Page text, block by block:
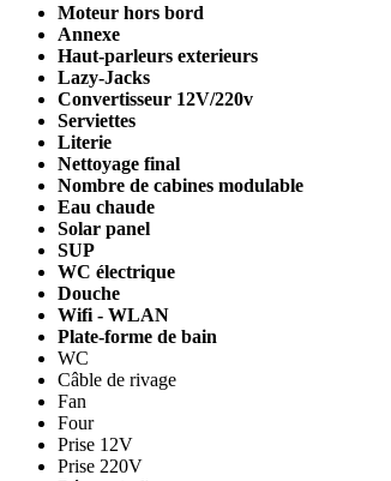
Moteur hors bord
Annexe
Haut-parleurs exterieurs
Lazy-Jacks
Convertisseur 12V/220v
Serviettes
Literie
Nettoyage final
Nombre de cabines modulable
Eau chaude
Solar panel
SUP
WC électrique
Douche
Wifi - WLAN
Plate-forme de bain
WC
Câble de rivage
Fan
Four
Prise 12V
Prise 220V